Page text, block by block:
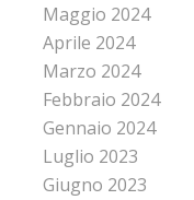
Maggio 2024
Aprile 2024
Marzo 2024
Febbraio 2024
Gennaio 2024
Luglio 2023
Giugno 2023